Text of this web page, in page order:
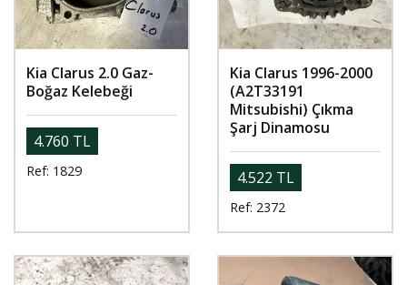
Kia Clarus 2.0 Gaz-
Boğaz Kelebeği
4.760 TL
Ref: 1829
Kia Clarus 1996-2000
(A2T33191
Mitsubishi) Çıkma
Şarj Dinamosu
4.522 TL
Ref: 2372